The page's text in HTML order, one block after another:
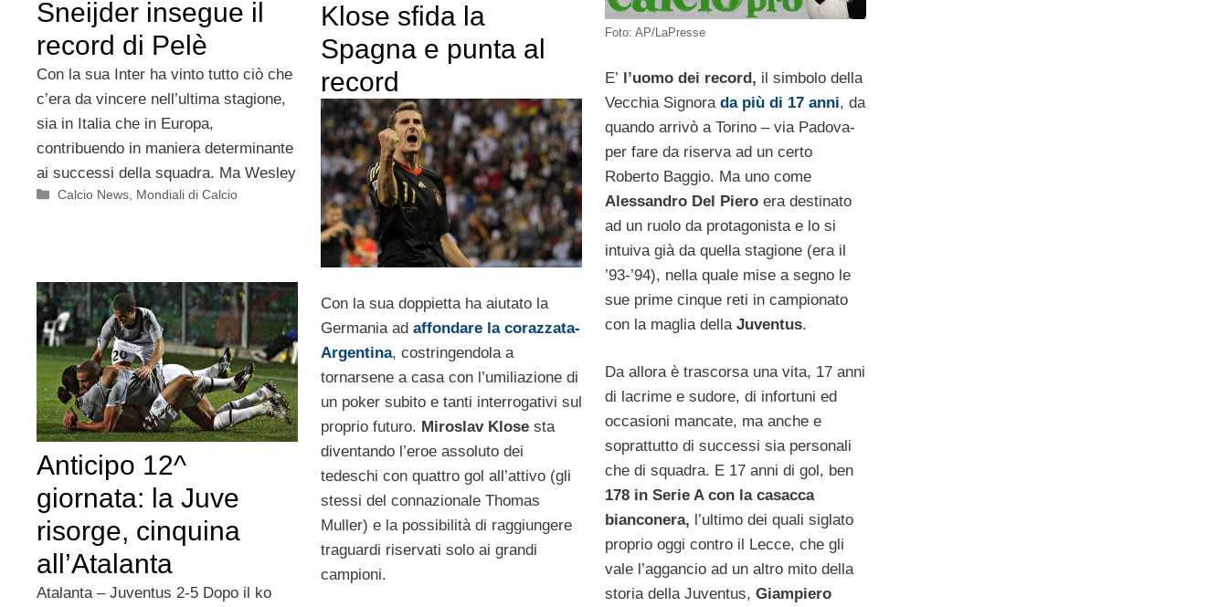
Foto: AP/LaPresse
E’ l’uomo dei record, il simbolo della
Vecchia Signora da più di 17 anni, da
quando arrivò a Torino – via Padova-
per fare da riserva ad un certo
Roberto Baggio. Ma uno come
Alessandro Del Pieroera destinato
ad un ruolo da protagonista e lo si
intuiva già da quella stagione (era il
’93-’94), nella quale mise a segno le
sue prime cinque reti in campionato
con la maglia della Juventus.
Da allora è trascorsa una vita, 17 anni
di lacrime e sudore, di infortuni ed
occasioni mancate, ma anche e
soprattutto di successi sia personali
che di squadra. E 17 anni di gol, ben
178 in Serie A con la casacca
bianconera, l’ultimo dei quali siglato
proprio oggi contro il Lecce, che gli
vale l’aggancio ad un altro mito della
storia della Juventus, Giampiero
Sneijder insegue il
record di Pelè
Con la sua Inter ha vinto tutto ciò che
c’era da vincere nell’ultima stagione,
sia in Italia che in Europa,
contribuendo in maniera determinante
ai successi della squadra. Ma Wesley
Categorie
Calcio News Mondiali di Calcio
Klose sfida la
Spagna e punta al
record
Con la sua doppietta ha aiutato la
Germania ad affondare la corazzata-
Argentina, costringendola a
tornarsene a casa con l’umiliazione di
un poker subito e tanti interrogativi sul
proprio futuro. Miroslav Klosesta
diventando l’eroe assoluto dei
tedeschi con quattro gol all’attivo (gli
stessi del connazionale Thomas
Muller) e la possibilità di raggiungere
traguardi riservati solo ai grandi
campioni.
Anticipo 12^
giornata: la Juve
risorge, cinquina
all’Atalanta
Atalanta – Juventus 2-5 Dopo il ko